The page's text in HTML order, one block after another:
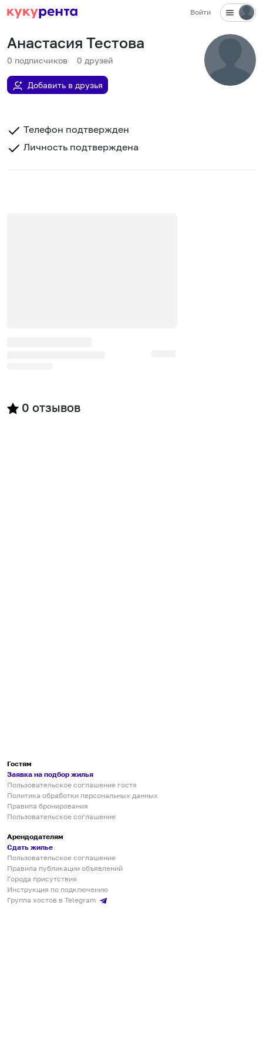
Войти
Анастасия Тестова
0 подписчиков 0 друзей
Добавить в друзья
Телефон подтвержден
Личность подтверждена
0 отзывов
Гостям
Заявка на подбор жилья
Пользовательское соглашение гостя
Политика обработки персональных данных
Правила бронирования
Пользовательское соглашение
Арендодателям
Сдать жилье
Пользовательское соглашение
Правила публикации объявлений
Города присутствия
Инструкция по подключению
Группа хостов в Telegram